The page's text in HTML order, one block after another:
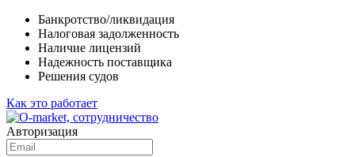
Банкротство/ликвидация
Налоговая задолженность
Наличие лицензий
Надежность поставщика
Решения судов
Как это работает
Авторизация